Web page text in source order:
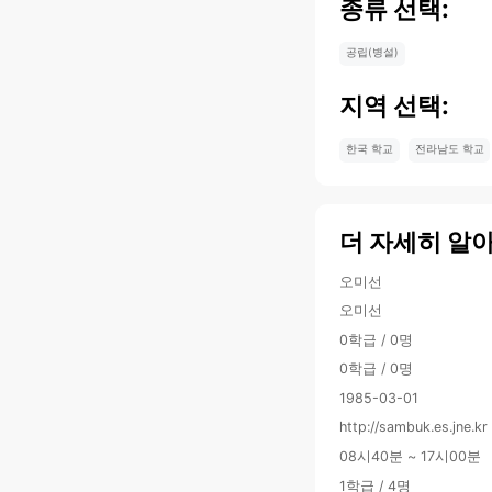
종류 선택:
공립(병설)
지역 선택:
한국 학교 전라남도 학교
더 자세히 알
오미선
오미선
0학급 / 0명
0학급 / 0명
1985-03-01
http://sambuk.es.jne.kr
08시40분 ~ 17시00분
1학급 / 4명